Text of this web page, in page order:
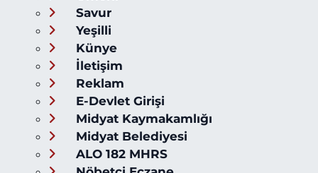
Savur
Yeşilli
Künye
İletişim
Reklam
E-Devlet Girişi
Midyat Kaymakamlığı
Midyat Belediyesi
ALO 182 MHRS